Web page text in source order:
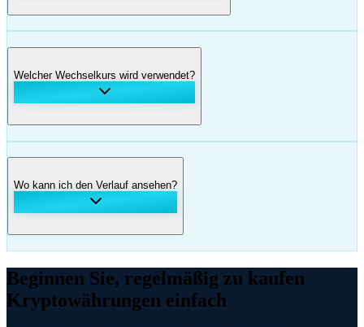
Welcher Wechselkurs wird verwendet?
Wo kann ich den Verlauf ansehen?
Beginnen Sie, regelmäßig zu kaufen
Kryptowährungen einfach